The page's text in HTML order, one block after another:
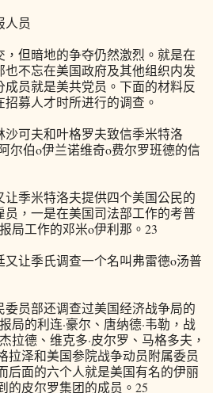
员
但暗地的争夺仍然激烈。就是在
不忘在美国政府及其他组织内发
员就是美共党员。下面的材料反
募人才时所进行的调查。
可夫和叶格罗夫致信季米特洛
尔伯o伊兰诺维奇o费尔罗班德的信
季米特洛夫提供四个美国公民的
，一是在美国司法部工作的考普
局工作的邓米o伊利那。23
让季氏调查一个名叫弗雷德o汤普
员部还调查过美国经济战争局的
局的利连·豪尔、唐纳德·韦勒，战
拉德、维克多·皮尔罗、马格多夫，
拉泽和美国参院战争动员附属委员
后面的六个人就是美国有名的伊丽
的皮尔罗集团的成员。25